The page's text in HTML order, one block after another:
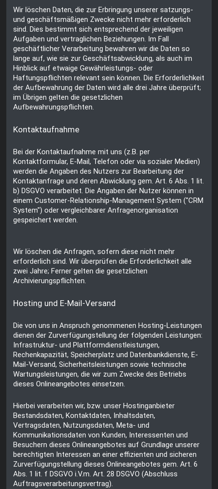
Wir löschen Daten, die zur Erbringung unserer satzungs-
und geschäftsmäßigen Zwecke nicht mehr erforderlich
sind. Dies bestimmt sich entsprechend der jeweiligen
Aufgaben und vertraglichen Beziehungen. Im Fall
geschäftlicher Verarbeitung bewahren wir die Daten so
lange auf, wie sie zur Geschäftsabwicklung, als auch im
Hinblick auf etwaige Gewährleistungs- oder
Haftungspflichten relevant sein können. Die Erforderlichkeit
der Aufbewahrung der Daten wird alle drei Jahre überprüft;
im Übrigen gelten die gesetzlichen
Aufbewahrungspflichten.
Kontaktaufnahme
Bei der Kontaktaufnahme mit uns (z.B. per
Kontaktformular, E-Mail, Telefon oder via sozialer Medien)
werden die Angaben des Nutzers zur Bearbeitung der
Kontaktanfrage und deren Abwicklung gem. Art. 6 Abs. 1 lit.
b) DSGVO verarbeitet. Die Angaben der Nutzer können in
einem Customer-Relationship-Management System ("CRM
System") oder vergleichbarer Anfragenorganisation
gespeichert werden.
Wir löschen die Anfragen, sofern diese nicht mehr
erforderlich sind. Wir überprüfen die Erforderlichkeit alle
zwei Jahre; Ferner gelten die gesetzlichen
Archivierungspflichten.
Hosting und E-Mail-Versand
Die von uns in Anspruch genommenen Hosting-Leistungen
dienen der Zurverfügungstellung der folgenden Leistungen:
Infrastruktur- und Plattformdienstleistungen,
Rechenkapazität, Speicherplatz und Datenbankdienste, E-
Mail-Versand, Sicherheitsleistungen sowie technische
Wartungsleistungen, die wir zum Zwecke des Betriebs
dieses Onlineangebotes einsetzen.
Hierbei verarbeiten wir, bzw. unser Hostinganbieter
Bestandsdaten, Kontaktdaten, Inhaltsdaten,
Vertragsdaten, Nutzungsdaten, Meta- und
Kommunikationsdaten von Kunden, Interessenten und
Besuchern dieses Onlineangebotes auf Grundlage unserer
berechtigten Interessen an einer effizienten und sicheren
Zurverfügungstellung dieses Onlineangebotes gem. Art. 6
Abs. 1 lit. f DSGVO i.V.m. Art. 28 DSGVO (Abschluss
Auftragsverarbeitungsvertrag).